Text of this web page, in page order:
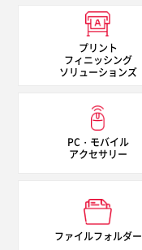
プリント
フィニッシング
ソリューションズ
PC・モバイル
アクセサリー
ファイルフォルダー